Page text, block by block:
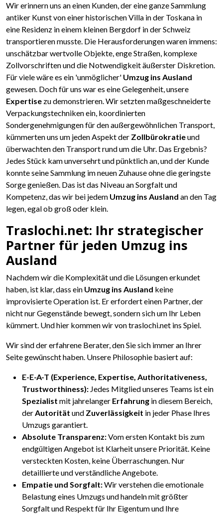
Wir erinnern uns an einen Kunden, der eine ganze Sammlung
antiker Kunst von einer historischen Villa in der Toskana in
eine Residenz in einem kleinen Bergdorf in der Schweiz
transportieren musste. Die Herausforderungen waren immens:
unschätzbar wertvolle Objekte, enge Straßen, komplexe
Zollvorschriften und die Notwendigkeit äußerster Diskretion.
Für viele wäre es ein 'unmöglicher' Umzug ins Ausland
gewesen. Doch für uns war es eine Gelegenheit, unsere
Expertise zu demonstrieren. Wir setzten maßgeschneiderte
Verpackungstechniken ein, koordinierten
Sondergenehmigungen für den außergewöhnlichen Transport,
kümmerten uns um jeden Aspekt der Zollbürokratieund
überwachten den Transport rund um die Uhr. Das Ergebnis?
Jedes Stück kam unversehrt und pünktlich an, und der Kunde
konnte seine Sammlung im neuen Zuhause ohne die geringste
Sorge genießen. Das ist das Niveau an Sorgfalt und
Kompetenz, das wir bei jedem Umzug ins Ausland an den Tag
legen, egal ob groß oder klein.
Traslochi.net: Ihr strategischer
Partner für jeden Umzug ins
Ausland
Nachdem wir die Komplexität und die Lösungen erkundet
haben, ist klar, dass ein Umzug ins Ausland keine
improvisierte Operation ist. Er erfordert einen Partner, der
nicht nur Gegenstände bewegt, sondern sich um Ihr Leben
kümmert. Und hier kommen wir von traslochi.net ins Spiel.
Wir sind der erfahrene Berater, den Sie sich immer an Ihrer
Seite gewünscht haben. Unsere Philosophie basiert auf:
E-E-A-T (Experience, Expertise, Authoritativeness,
Trustworthiness): Jedes Mitglied unseres Teams ist ein
Spezialist mit jahrelanger Erfahrung in diesem Bereich,
derAutorität und Zuverlässigkeit in jeder Phase Ihres
Umzugs garantiert.
Absolute Transparenz:Vom ersten Kontakt bis zum
endgültigen Angebot ist Klarheit unsere Priorität. Keine
versteckten Kosten, keine Überraschungen. Nur
detaillierte und verständliche Angebote.
Empatie und Sorgfalt:Wir verstehen die emotionale
Belastung eines Umzugs und handeln mit größter
Sorgfalt und Respekt für Ihr Eigentum und Ihre